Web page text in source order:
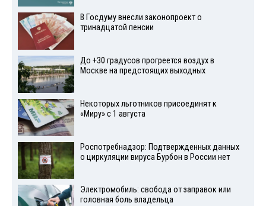
В Госдуму внесли законопроект о
тринадцатой пенсии
До +30 градусов прогреется воздух в
Москве на предстоящих выходных
Некоторых льготников присоединят к
«Миру» с 1 августа
Роспотребнадзор: Подтвержденных данных
о циркуляции вируса Бурбон в России нет
Электромобиль: свобода от заправок или
головная боль владельца